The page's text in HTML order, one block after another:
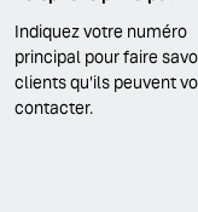
Indiquez votre numéro
principal pour faire
clients qu'ils peuvent
contacter.